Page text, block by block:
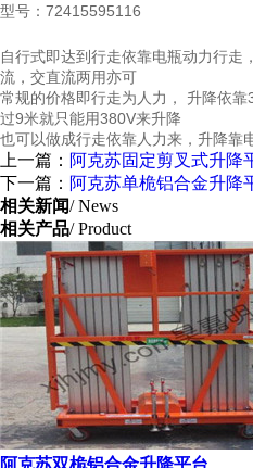
型号：72415595116
自行式即达到行走依靠电瓶动力行走
流，交直流两用亦可
常规的价格即行走为人力， 升降依
过9米就只能用380V来升降
也可以做成行走依靠人力来，升降靠
上一篇： 阿克苏固定剪叉式升降
下一篇： 阿克苏单桅铝合金升降
相关新闻/ News
相关产品/ Product
阿克苏双桅铝合金升降平台